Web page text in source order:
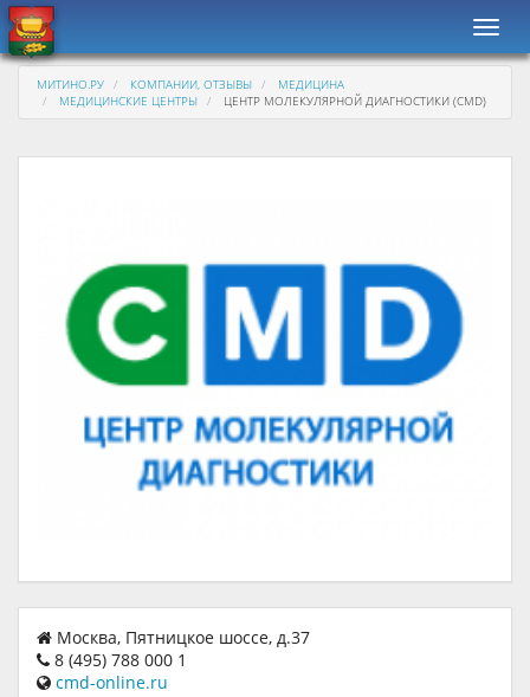
МИТИНО.РУ КОМПАНИИ, ОТЗЫВЫ
МЕДИЦИНА
МЕДИЦИНСКИЕ ЦЕНТРЫ
ЦЕНТР МОЛЕКУЛЯРНОЙ ДИАГНОСТИКИ (CMD)
Москва, Пятницкое шоссе, д.37
8 (495) 788 000 1
cmd-online.ru